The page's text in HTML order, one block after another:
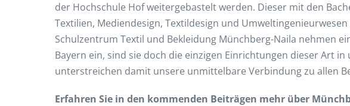
der Hochschule Hof weitergebastelt werden. Dieser mit den
Textilien, Mediendesign, Textildesign und
Schulzentrum Textil und Bekleidung Münchberg-Naila nehmen
Bayern ein, sind sie doch die einzigen Einrichtungen dieser Art
unterstreichen damit unsere unmittelbare Verbindung zu allen
Erfahren Sie in den kommenden Beiträgen mehr über